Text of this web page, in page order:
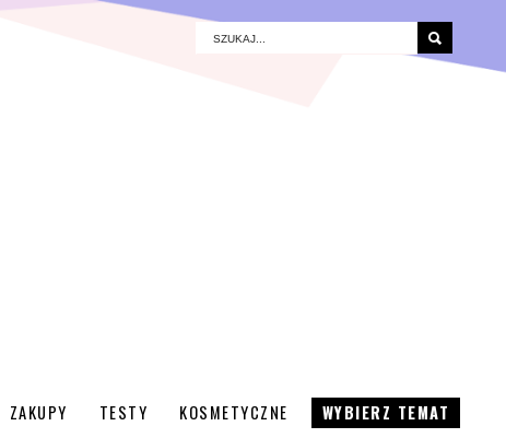
ZAKUPY TESTY KOSMETYCZNE WYBIERZ TEMAT